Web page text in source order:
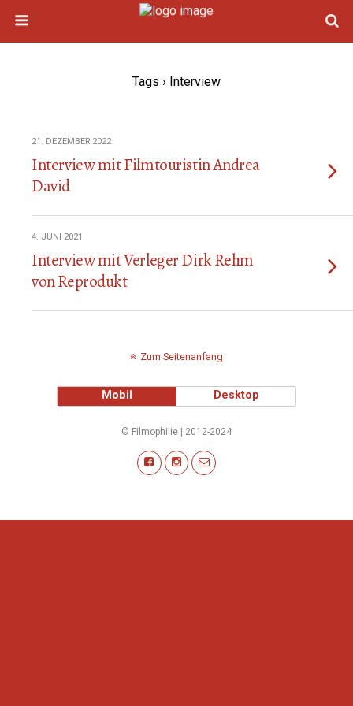
Tags › Interview
21. DEZEMBER 2022
Interview mit Filmtouristin Andrea
David
4. JUNI 2021
Interview mit Verleger Dirk Rehm
von Reprodukt
Zum Seitenanfang
Mobil Desktop
© Filmophilie | 2012-2024